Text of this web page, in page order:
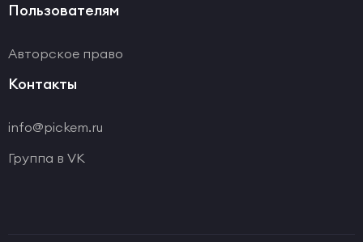
Пользователям
Авторское право
Контакты
info@pickem.ru
Группа в VK